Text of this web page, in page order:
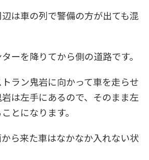
は車の列で警備の方が出ても混
ーを降りてから側の道路です。
ラン鬼岩に向かって車を走らせ
は左手にあるので、そのまま左
とになります。
ら来た車はなかなか入れない状